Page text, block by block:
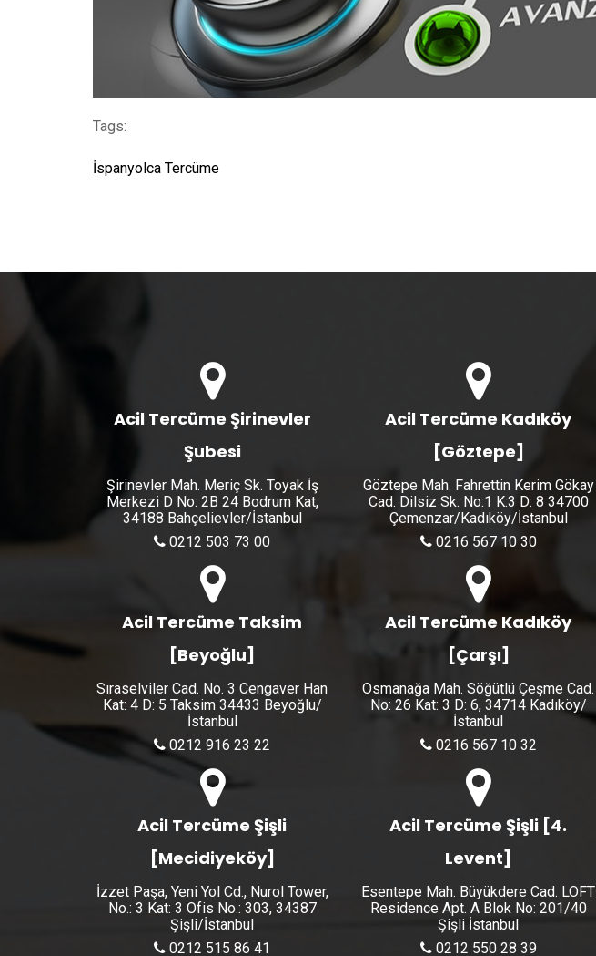
Tags:
İspanyolca Tercüme
Acil Tercüme Şirinevler
Şubesi
Şirinevler Mah. Meriç Sk. Toyak İş
Merkezi D No: 2B 24 Bodrum Kat,
34188 Bahçelievler/İstanbul
0212 503 73 00
Acil Tercüme Kadıköy
[Göztepe]
Göztepe Mah. Fahrettin Kerim Gökay
Cad. Dilsiz Sk. No:1 K:3 D: 8 34700
Çemenzar/Kadıköy/İstanbul
0216 567 10 30
Acil Tercüme Taksim
[Beyoğlu]
Sıraselviler Cad. No. 3 Cengaver Han
Kat: 4 D: 5 Taksim 34433 Beyoğlu/
İstanbul
0212 916 23 22
Acil Tercüme Kadıköy
[Çarşı]
Osmanağa Mah. Söğütlü Çeşme Cad.
No: 26 Kat: 3 D: 6, 34714 Kadıköy/
İstanbul
0216 567 10 32
Acil Tercüme Şişli
[Mecidiyeköy]
İzzet Paşa, Yeni Yol Cd., Nurol Tower,
No.: 3 Kat: 3 Ofis No.: 303, 34387
Şişli/İstanbul
0212 515 86 41
Acil Tercüme Şişli [4.
Levent]
Esentepe Mah. Büyükdere Cad. LOFT
Residence Apt. A Blok No: 201/40
Şişli İstanbul
0212 550 28 39